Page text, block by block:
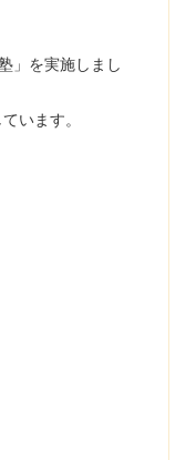
」を実施しまし
います。